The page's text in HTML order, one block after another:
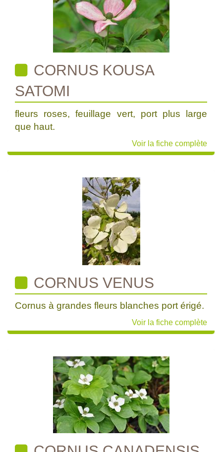
CORNUS KOUSA
SATOMI
fleurs roses, feuillage vert, port plus large
que haut.
Voir la fiche complète
CORNUS VENUS
Cornus à grandes fleurs blanches port érigé.
Voir la fiche complète